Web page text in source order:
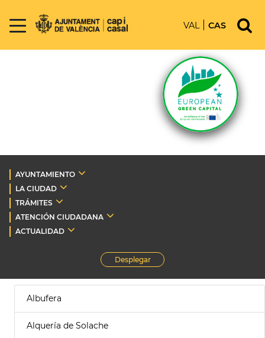
VAL CAS
AYUNTAMIENTO
LA CIUDAD
TRÁMITES
ATENCIÓN CIUDADANA
ACTUALIDAD
Desplegar
Albufera
Alquería de Solache